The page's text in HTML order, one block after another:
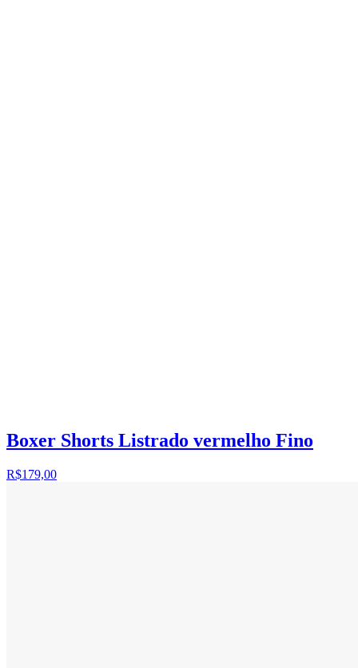
Boxer Shorts Listrado vermelho Fino
R$179,00